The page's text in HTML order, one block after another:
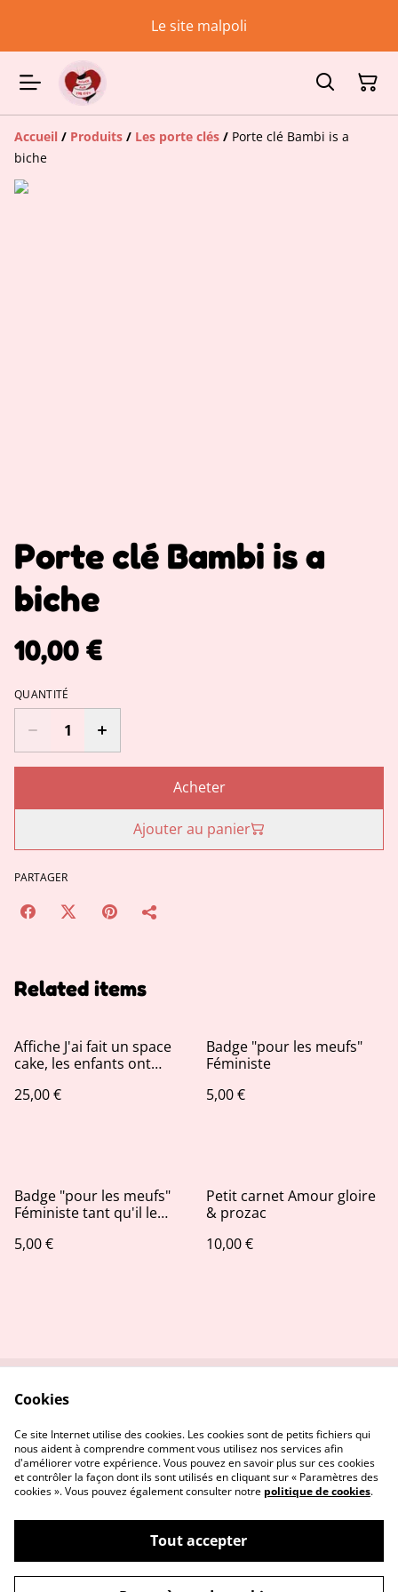
Le site malpoli
Accueil / Produits / Les porte clés / Porte clé Bambi is a
biche
Porte clé Bambi is a
biche
10,00 €
QUANTITÉ
Acheter
Ajouter au panier
PARTAGER
Related items
Affiche J'ai fait un space
cake, les enfants ont
25,00 €
Badge "pour les meufs"
Féministe
5,00 €
Badge "pour les meufs"
Féministe tant qu'il le
5,00 €
Petit carnet Amour gloire
& prozac
10,00 €
Politique de
confidentialité
Politique de cookies
©2026Stitch and the city
Cookies
Ce site Internet utilise des cookies. Les cookies sont de petits fichiers qui
nous aident à comprendre comment vous utilisez nos services afin
d'améliorer votre expérience. Vous pouvez en savoir plus sur ces cookies
et contrôler la façon dont ils sont utilisés en cliquant sur « Paramètres des
cookies ». Vous pouvez également consulter notre politique de cookies.
Tout accepter